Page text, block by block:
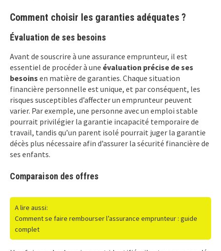
Comment choisir les garanties adéquates ?
Évaluation de ses besoins
Avant de souscrire à une assurance emprunteur, il est
essentiel de procéder à une évaluation précise de ses
besoins en matière de garanties. Chaque situation
financière personnelle est unique, et par conséquent, les
risques susceptibles d’affecter un emprunteur peuvent
varier. Par exemple, une personne avec un emploi stable
pourrait privilégier la garantie incapacité temporaire de
travail, tandis qu’un parent isolé pourrait juger la garantie
décès plus nécessaire afin d’assurer la sécurité financière de
ses enfants.
Comparaison des offres
A lire aussi:
Comment se faire rembourser l’assurance emprunteur : guide
complet